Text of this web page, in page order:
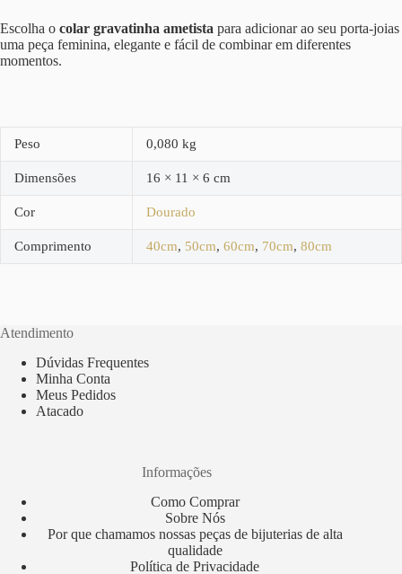
Escolha o colar gravatinha ametista para adicionar ao seu porta-joias
uma peça feminina, elegante e fácil de combinar em diferentes
momentos.
Peso 0,080 kg
Dimensões 16 × 11 × 6 cm
Cor Dourado
Comprimento 40cm, 50cm, 60cm, 70cm, 80cm
Atendimento
Dúvidas Frequentes
Minha Conta
Meus Pedidos
Atacado
Informações
Como Comprar
Sobre Nós
Por que chamamos nossas peças de bijuterias de alta
qualidade
Política de Privacidade